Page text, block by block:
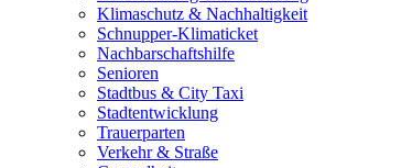
Klimaschutz & Nachhaltigkeit
Schnupper-Klimaticket
Nachbarschaftshilfe
Senioren
Stadtbus & City Taxi
Stadtentwicklung
Trauerparten
Verkehr & Straße